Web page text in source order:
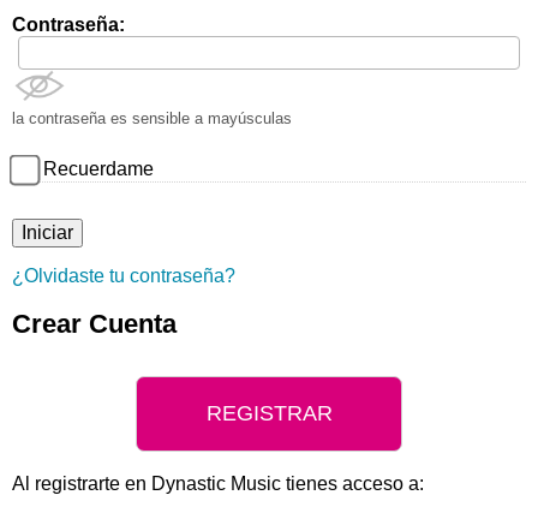
Contraseña:
la contraseña es sensible a mayúsculas
Recuerdame
¿Olvidaste tu contraseña?
Crear Cuenta
REGISTRAR
Al registrarte en Dynastic Music tienes acceso a: